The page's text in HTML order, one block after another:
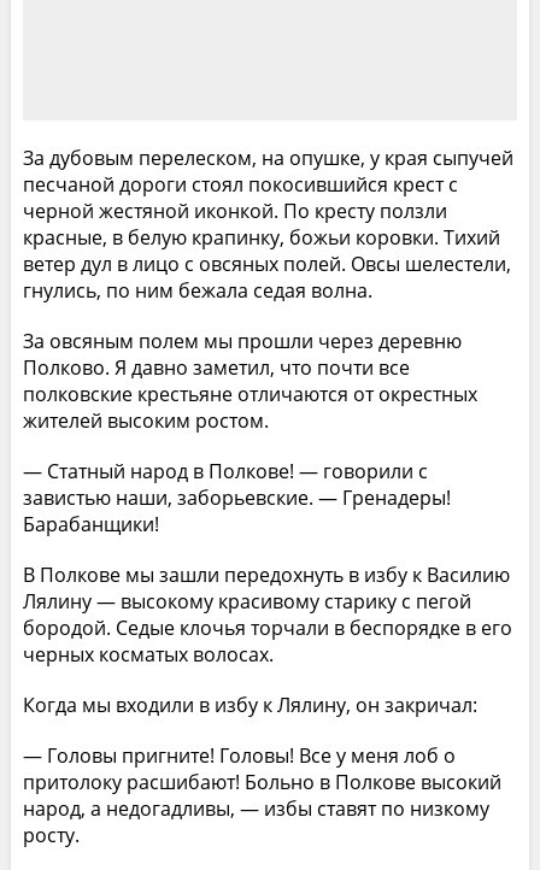
За дубовым перелеском, на опушке, у края сыпучей
песчаной дороги стоял покосившийся крест с
черной жестяной иконкой. По кресту ползли
красные, в белую крапинку, божьи коровки. Тихий
ветер дул в лицо с овсяных полей. Овсы шелестели,
гнулись, по ним бежала седая волна.
За овсяным полем мы прошли через деревню
Полково. Я давно заметил, что почти все
полковские крестьяне отличаются от окрестных
жителей высоким ростом.
— Статный народ в Полкове! — говорили с
завистью наши, заборьевские. — Гренадеры!
Барабанщики!
В Полкове мы зашли передохнуть в избу к Василию
Лялину — высокому красивому старику с пегой
бородой. Седые клочья торчали в беспорядке в его
черных косматых волосах.
Когда мы входили в избу к Лялину, он закричал:
— Головы пригните! Головы! Все у меня лоб о
притолоку расшибают! Больно в Полкове высокий
народ, а недогадливы, — избы ставят по низкому
росту.